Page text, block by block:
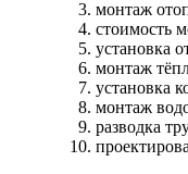
монтаж
стоимость
установка
монтаж
установка
монтаж
разводка